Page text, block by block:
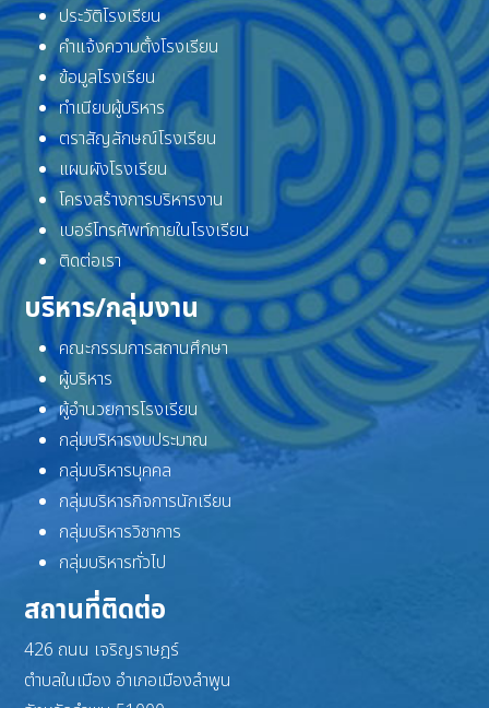
ประวัติโรงเรียน
คำแจ้งความตั้งโรงเรียน
ข้อมูลโรงเรียน
ทำเนียบผู้บริหาร
ตราสัญลักษณ์โรงเรียน
แผนผังโรงเรียน
โครงสร้างการบริหารงาน
เบอร์โทรศัพท์ภายในโรงเรียน
ติดต่อเรา
บริหาร/กลุ่มงาน
คณะกรรมการสถานศึกษา
ผู้บริหาร
ผู้อำนวยการโรงเรียน
กลุ่มบริหารงบประมาณ
กลุ่มบริหารบุคคล
กลุ่มบริหารกิจการนักเรียน
กลุ่มบริหารวิชาการ
กลุ่มบริหารทั่วไป
สถานที่ติดต่อ
426 ถนน เจริญราษฎร์
ตำบลในเมือง อำเภอเมืองลำพูน